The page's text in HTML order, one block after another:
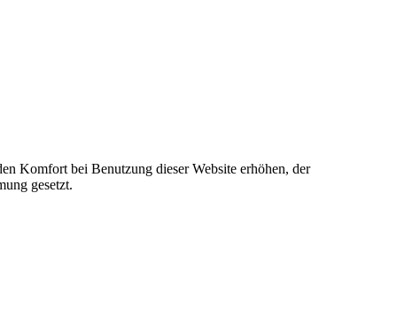
Komfort bei Benutzung dieser Website erhöhen, der
gesetzt.